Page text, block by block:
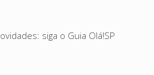
siga o Guia Olá!SP